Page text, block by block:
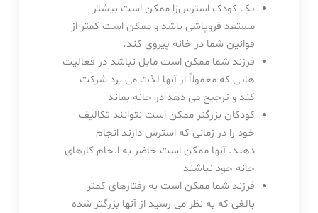
یک کودک استرس‌زا ممکن است بیشتر
مستعد فروپاشی باشد و ممکن است کمتر از
قوانین شما در خانه پیروی کند.
فرزند شما ممکن است مایل نباشد در فعالیت
هایی که معمولاً از آنها لذت می برد شرکت
کند و ترجیح می دهد در خانه بماند
کودکان بزرگتر ممکن است نتوانند تکالیف
خود را در زمانی که استرس دارند انجام
دهند. آنها ممکن است حاضر به انجام کارهای
خانه خود نباشند
فرزند شما ممکن است به رفتارهای کمتر
بالغی که به نظر می رسید از آنها بزرگتر شده